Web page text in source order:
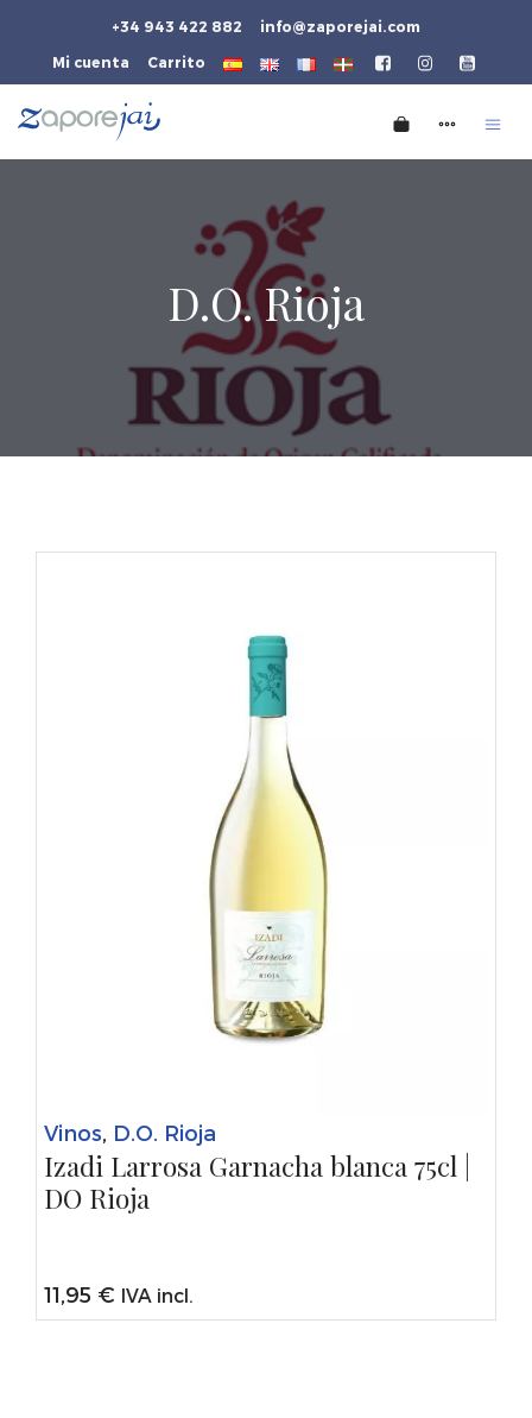
+34 943 422 882 info@zaporejai.com
Mi cuenta Carrito
D.O. Rioja
Vinos D.O. Rioja
Izadi Larrosa Garnacha blanca 75cl |
DO Rioja
11,95 € IVA incl.